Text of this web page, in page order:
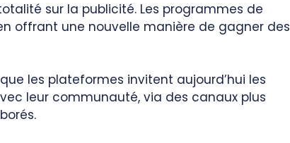
sur la publicité. Les programmes de
offrant une nouvelle manière de gagner des
les plateformes invitent aujourd’hui les
leur communauté, via des canaux plus